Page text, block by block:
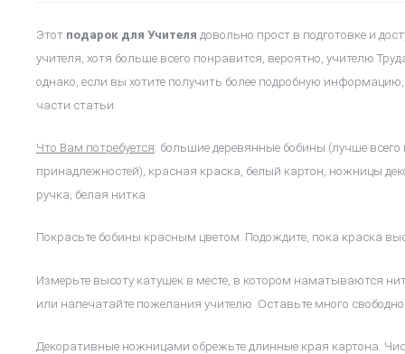
Этот подарок для Учителя довольно прост в подготовке и
учителя, хотя больше всего понравится, вероятно, учителю
однако, если вы хотите получить более подробную
части статьи.
Что Вам потребуется: большие деревянные бобины (лучше
принадлежностей), красная краска, белый картон, ножницы
ручка, белая нитка.
Покрасьте бобины красным цветом. Подождите, пока краска
Измерьте высоту катушек в месте, в котором наматываются
или напечатайте пожелания учителю. Оставьте много
Декоративные ножницами обрежьте длинные края картона.